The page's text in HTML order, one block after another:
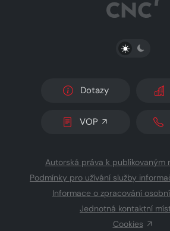
Dotazy
VOP
Autorská práva k publikovaným
Podmínky pro užívání služby
Informace o zpracování
Jednotná kontaktní
Cookies